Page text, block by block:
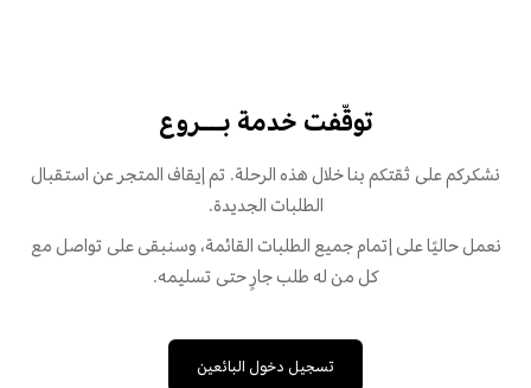
توقّفت خدمة بـــروع
نشكركم على ثقتكم بنا خلال هذه الرحلة. تم إيقاف المتجر عن استقبال
الطلبات الجديدة.
نعمل حاليًا على إتمام جميع الطلبات القائمة، وسنبقى على تواصل مع
كل من له طلب جارٍ حتى تسليمه.
تسجيل دخول البائعين